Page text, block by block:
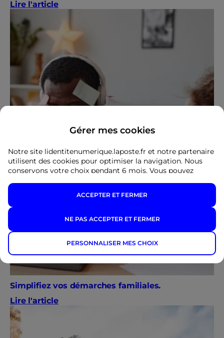
Lire l'article
Simplifiez vos démarches familiales.
Lire l'article
Gérer mes cookies
Notre site lidentitenumerique.laposte.fr et notre partenaire
utilisent des cookies pour optimiser la navigation. Nous
conservons votre choix pendant 6 mois. Vous pouvez
mes cookies" dans le footer de chaque page ou obtenir
plus d'informations via notre politique de cookies.
En cliquant sur "Ne pas accepter et fermer", vous indiquez
votre refus et seuls les cookies nécessaires au
fonctionnement du site seront déposés.
ACCEPTER ET FERMER
NE PAS ACCEPTER ET FERMER
PERSONNALISER MES CHOIX